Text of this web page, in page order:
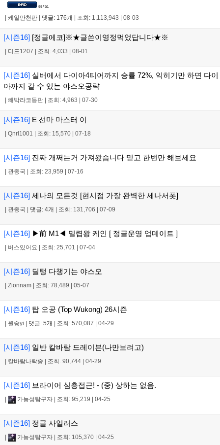
44 / 51
| 케일만천판 | 댓글: 176개 | 조회: 1,113,943 | 08-03
[시즌16] [정글에코]※★글쓴이영정먹었답니다★※
| 디드1207 | 조회: 4,033 | 08-01
[시즌16] 실버에서 다이아4티어까지 승률 72%, 익히기만 하면 다이
아까지 갈 수 있는 야스오공략
| 빼박라코등판 | 조회: 4,963 | 07-30
[시즌16] E 선마 마스터 이
| Qnrl1001 | 조회: 15,570 | 07-18
[시즌16] 진짜 개쩌는거 가져왔습니다 믿고 한번만 해보세요
| 관종국 | 조회: 23,959 | 07-16
[시즌16] 세나의 모든것 [현시점 가장 완벽한 세나서폿]
| 관종국 | 댓글: 4개 | 조회: 131,706 | 07-09
[시즌16] ▶前 M1◀ 밀렵왕 케인 [ 정글운영 업데이트 ]
| 버스있어요 | 조회: 25,701 | 07-04
[시즌16] 딜탱 다챙기는 야스오
| Zionnam | 조회: 78,489 | 05-07
[시즌16] 탑 오공 (Top Wukong) 26시즌
| 원숭yi | 댓글: 5개 | 조회: 570,087 | 04-29
[시즌16] 일반 칼바람 드레이븐(나만보려고)
| 칼바람나락중 | 조회: 90,744 | 04-29
[시즌16] 브라이어 심층접근! - (중) 상하는 없음.
| 가능성탐구자 | 조회: 95,219 | 04-25
[시즌16] 정글 사일러스
| 가능성탐구자 | 조회: 105,370 | 04-25